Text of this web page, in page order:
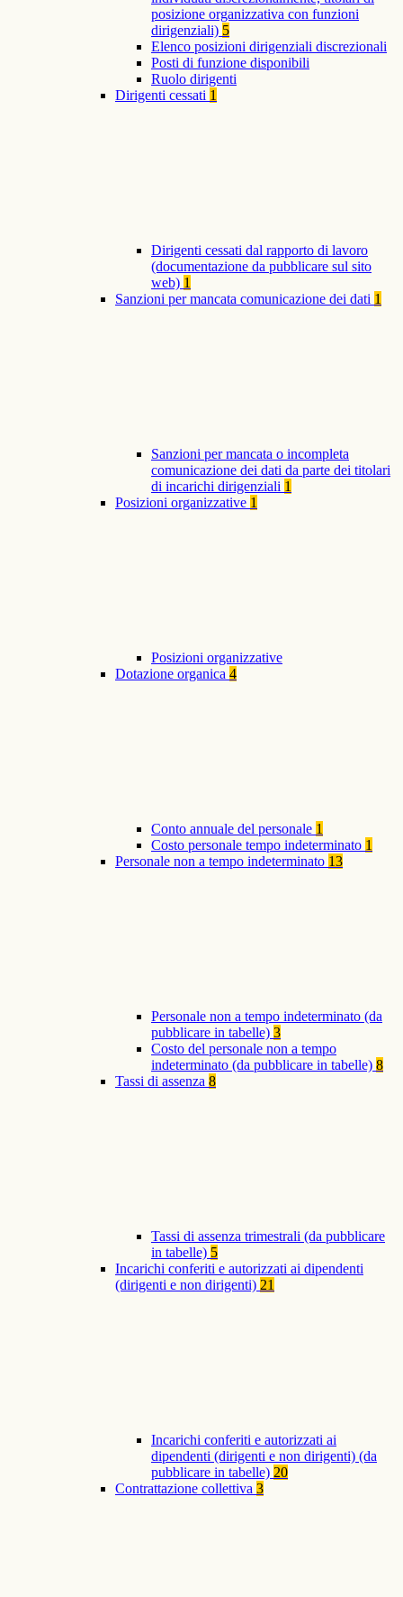
posizione organizzativa con funzioni
dirigenziali) 5
Elenco posizioni dirigenziali discrezionali
Posti di funzione disponibili
Ruolo dirigenti
Dirigenti cessati 1
Dirigenti cessati dal rapporto di lavoro
(documentazione da pubblicare sul sito
web) 1
Sanzioni per mancata comunicazione dei dati 1
Sanzioni per mancata o incompleta
comunicazione dei dati da parte dei titolari
di incarichi dirigenziali 1
Posizioni organizzative 1
Posizioni organizzative
Dotazione organica 4
Conto annuale del personale 1
Costo personale tempo indeterminato 1
Personale non a tempo indeterminato 13
Personale non a tempo indeterminato (da
pubblicare in tabelle) 3
Costo del personale non a tempo
indeterminato (da pubblicare in tabelle) 8
Tassi di assenza 8
Tassi di assenza trimestrali (da pubblicare
in tabelle) 5
Incarichi conferiti e autorizzati ai dipendenti
(dirigenti e non dirigenti) 21
Incarichi conferiti e autorizzati ai
dipendenti (dirigenti e non dirigenti) (da
pubblicare in tabelle) 20
Contrattazione collettiva 3